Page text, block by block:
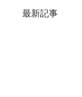
最新記事